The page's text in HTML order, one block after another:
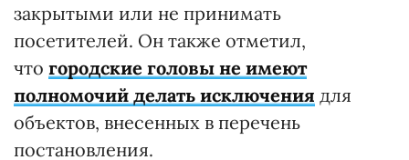
закрытыми или не принимать
посетителей. Он также отметил,
что городские головы не имеют
полномочий делать исключения для
объектов, внесенных в перечень
постановления.